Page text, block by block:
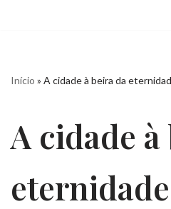
Início » A cidade à beira da
A cidade
eternidade